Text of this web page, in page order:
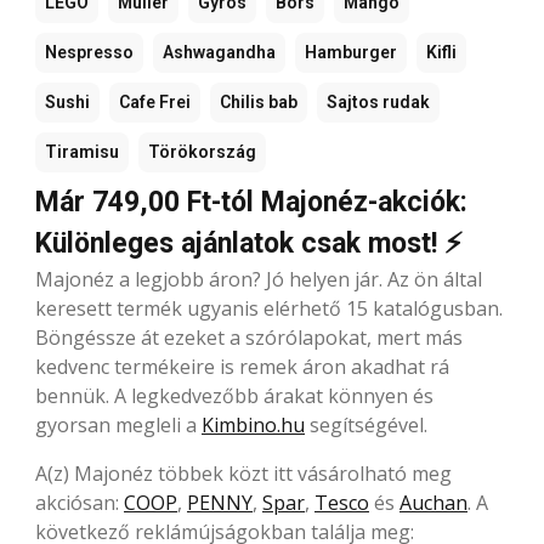
Nespresso Ashwagandha Hamburger Kifli
Sushi Cafe Frei Chilis bab Sajtos rudak
Tiramisu Törökország
Már 749,00 Ft-tól Majonéz-akciók:
Különleges ajánlatok csak most! ⚡
Majonéz a legjobb áron? Jó helyen jár. Az ön által
keresett termék ugyanis elérhető 15 katalógusban.
Böngéssze át ezeket a szórólapokat, mert más
kedvenc termékeire is remek áron akadhat rá
bennük. A legkedvezőbb árakat könnyen és
gyorsan megleli a Kimbino.hu segítségével.
A(z) Majonéz többek közt itt vásárolható meg
akciósan: COOP, PENNY, Spar, Tesco és Auchan. A
következő reklámújságokban találja meg: